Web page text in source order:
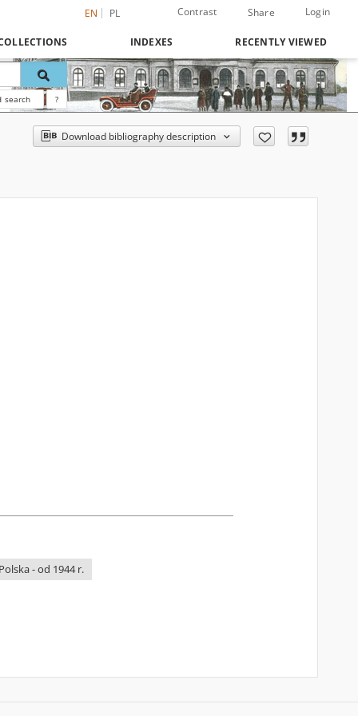
EN PL Contrast Share Login
INDEXES RECENTLY VIEWED
search ?
Download bibliography description
- od 1944 r.